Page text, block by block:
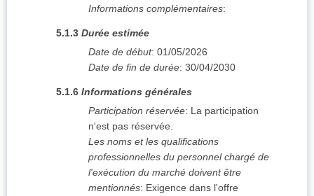
Informations complémentaires:
5.1.3 Durée estimée
Date de début: 01/05/2026
Date de fin de durée: 30/04/2030
5.1.6 Informations générales
Participation réservée: La participation
n'est pas réservée.
Les noms et les qualifications
professionnelles du personnel chargé de
l'exécution du marché doivent être
mentionnés: Exigence dans l'offre